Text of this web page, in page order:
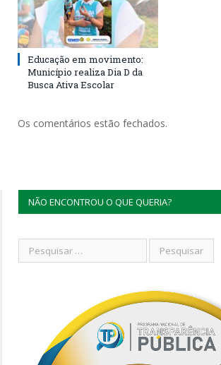
Educação em movimento:
Município realiza Dia D da
Busca Ativa Escolar
Os comentários estão fechados.
NÃO ENCONTROU O QUE QUERIA?